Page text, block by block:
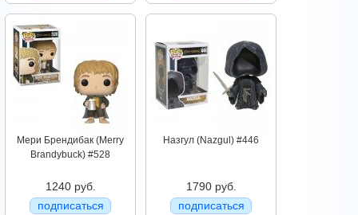
Мери Брендибак (Merry
Brandybuck) #528
1240 руб.
подписаться
Назгул (Nazgul) #446
1790 руб.
подписаться